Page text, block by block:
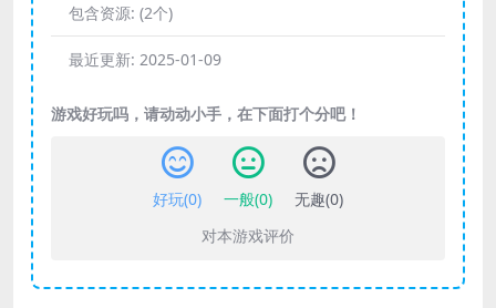
包含资源: (2个)
最近更新: 2025-01-09
游戏好玩吗，请动动小手，在下面打个分吧！
好玩(0) 一般(0) 无趣(0)
对本游戏评价